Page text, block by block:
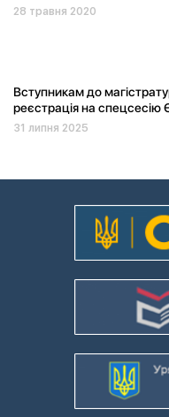
28 травня 2020
Вступникам до
реєстрація на спецсесію
31 липня 2025